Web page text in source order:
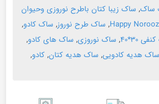
ساک, ساک زیبا کتان باطرح نوروزی وحیوان
, ساک طرح نوروز, ساک کادو,
۳۰*۴۰ , ساک نوروزی, ساک های کادو,
ساک هدیه کادویی, ساک هدیه کتان, کادو,